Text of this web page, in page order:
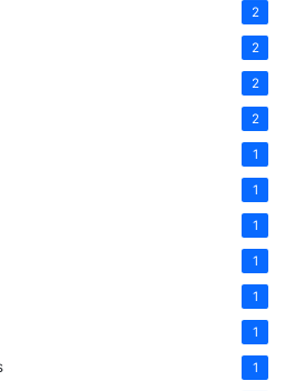
2
2
2
2
1
1
1
1
1
1
1